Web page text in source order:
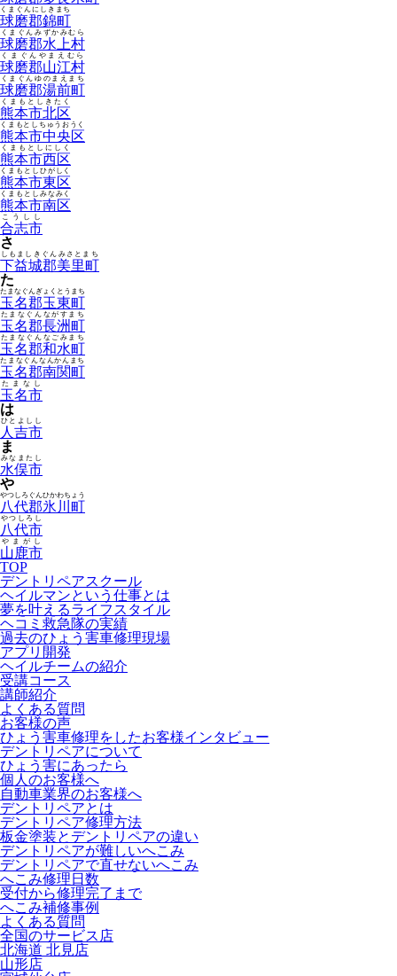
球磨郡錦町
くまぐんにしきまち
球磨郡水上村
くまぐんみずかみむら
球磨郡山江村
くまぐんやまえむら
球磨郡湯前町
くまぐんゆのまえまち
熊本市北区
くまもとしきたく
熊本市中央区
くまもとしちゅうおうく
熊本市西区
くまもとしにしく
熊本市東区
くまもとしひがしく
熊本市南区
くまもとしみなみく
合志市
こうしし
さ
下益城郡美里町
しもましきぐんみさとまち
た
玉名郡玉東町
たまなぐんぎょくとうまち
玉名郡長洲町
たまなぐんながすまち
玉名郡和水町
たまなぐんなごみまち
玉名郡南関町
たまなぐんなんかんまち
玉名市
たまなし
は
人吉市
ひとよしし
ま
水俣市
みなまたし
や
八代郡氷川町
やつしろぐんひかわちょう
八代市
やつしろし
山鹿市
やまがし
TOP
デントリペアスクール
ヘイルマンという仕事とは
夢を叶えるライフスタイル
ヘコミ救急隊の実績
過去のひょう害車修理現場
アプリ開発
ヘイルチームの紹介
受講コース
講師紹介
よくある質問
お客様の声
ひょう害車修理をしたお客様インタビュー
デントリペアについて
ひょう害にあったら
個人のお客様へ
自動車業界のお客様へ
デントリペアとは
デントリペア修理方法
板金塗装とデントリペアの違い
デントリペアが難しいへこみ
デントリペアで直せないへこみ
へこみ修理日数
受付から修理完了まで
へこみ補修事例
よくある質問
全国のサービス店
北海道 北見店
山形店